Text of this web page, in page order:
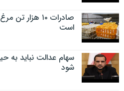
است
سهام عدالت نباید به
شود